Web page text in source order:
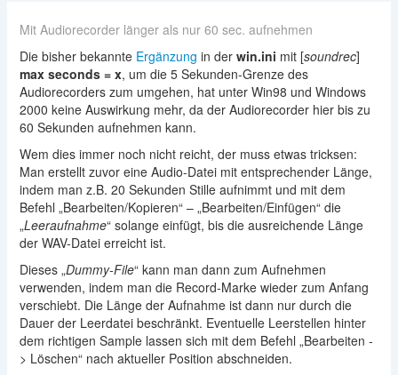
Mit Audiorecorder länger als nur 60 sec. aufnehmen
Die bisher bekannte Ergänzung in der win.ini mit [soundrec]
max seconds = x, um die 5 Sekunden-Grenze des
Audiorecorders zum umgehen, hat unter Win98 und Windows
2000 keine Auswirkung mehr, da der Audiorecorder hier bis zu
60 Sekunden aufnehmen kann.
Wem dies immer noch nicht reicht, der muss etwas tricksen:
Man erstellt zuvor eine Audio-Datei mit entsprechender Länge,
indem man z.B. 20 Sekunden Stille aufnimmt und mit dem
Befehl „Bearbeiten/Kopieren“ – „Bearbeiten/Einfügen“ die
„Leeraufnahme“ solange einfügt, bis die ausreichende Länge
der WAV-Datei erreicht ist.
Dieses „Dummy-File“ kann man dann zum Aufnehmen
verwenden, indem man die Record-Marke wieder zum Anfang
verschiebt. Die Länge der Aufnahme ist dann nur durch die
Dauer der Leerdatei beschränkt. Eventuelle Leerstellen hinter
dem richtigen Sample lassen sich mit dem Befehl „Bearbeiten -
> Löschen“ nach aktueller Position abschneiden.